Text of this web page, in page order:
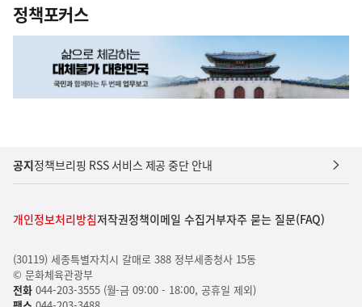
정책포커스
공지정책브리핑 RSS 서비스 제공 중단 안내
개인정보처리방침저작권정책이메일 수집거부자주 묻는 질문(FAQ)
(30119) 세종특별자치시 갈매로 388 정부세종청사 15동
© 문화체육관광부
전화044-203-3555 (월-금 09:00 - 18:00, 공휴일 제외)